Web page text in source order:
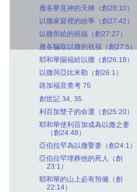
雅各夢見神的天梯（創28:10）
以撒家庭裡的紛爭（創27:42）
以撒所給的祝福（創27:27）
雅各騙取以撒的祝福（創27:5）
耶和華賜福給以撒（創26:18）
以撒與亞比米勒（創26:1）
路加福音查考 75
創世記 34, 35
利百加雙子的命運（創25:20）
耶和華使利百加成為以撒之妻
（創24:48）
亞伯拉罕為以撒娶妻（創24:1）
亞伯拉罕埋葬他的死人（創
23:1）
耶和華的山上必有預備（創
22:14）